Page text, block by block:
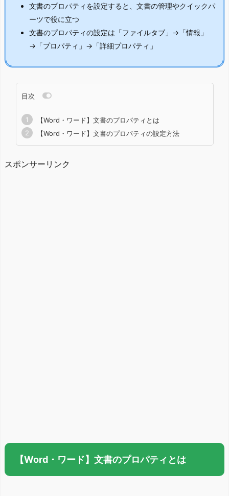
文書のプロパティを設定すると、文書の管理やクイックパ
ーツで役に立つ
文書のプロパティの設定は「ファイルタブ」→「情報」
→「プロパティ」→「詳細プロパティ」
目次
【Word・ワード】文書のプロパティとは
【Word・ワード】文書のプロパティの設定方法
スポンサーリンク
【Word・ワード】文書のプロパティとは